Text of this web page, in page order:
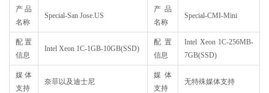
产品
名称
Special-San Jose.US
产品
名称
Special-CMI-Mini
配置
信息
Intel Xeon 1C-1GB-10GB(SSD)
配置
信息
Intel Xeon 1C-256MB-
7GB(SSD)
媒体
支持
奈菲以及迪士尼
媒体
支持
无特殊媒体支持